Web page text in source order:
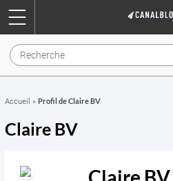
Accueil » Profil de Claire BV
Claire BV